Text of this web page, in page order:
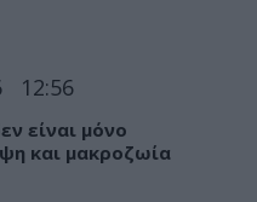
12:56
είναι μόνο
και μακροζωία